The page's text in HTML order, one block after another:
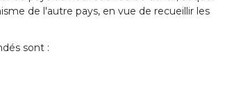
de l'autre pays, en vue de recueillir les
sont :